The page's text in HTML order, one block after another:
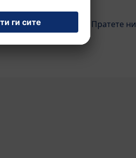
Имате прашања? Пратете ни
порака...